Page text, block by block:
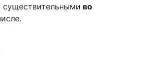
существительными во